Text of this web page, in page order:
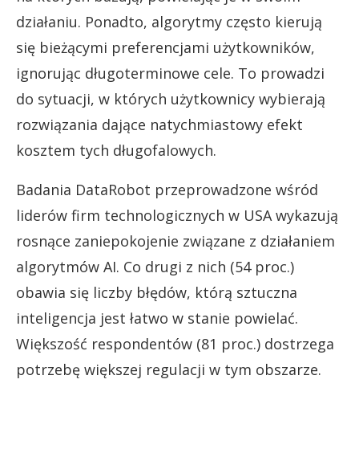
działaniu. Ponadto, algorytmy często kierują
się bieżącymi preferencjami użytkowników,
ignorując długoterminowe cele. To prowadzi
do sytuacji, w których użytkownicy wybierają
rozwiązania dające natychmiastowy efekt
kosztem tych długofalowych.
Badania DataRobot przeprowadzone wśród
liderów firm technologicznych w USA wykazują
rosnące zaniepokojenie związane z działaniem
algorytmów AI. Co drugi z nich (54 proc.)
obawia się liczby błędów, którą sztuczna
inteligencja jest łatwo w stanie powielać.
Większość respondentów (81 proc.) dostrzega
potrzebę większej regulacji w tym obszarze.